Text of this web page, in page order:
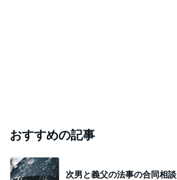
おすすめの記事
次男と義父の法事の合同相談